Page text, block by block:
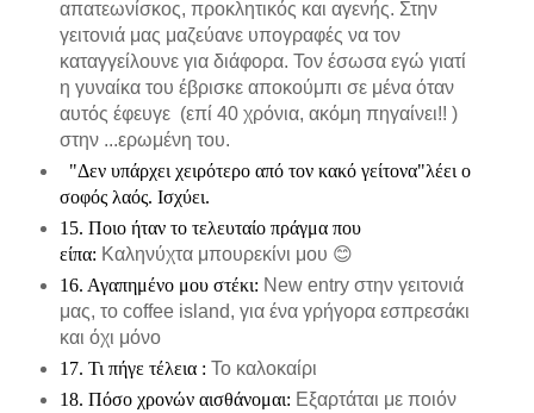
απατεωνίσκος, προκλητικός και αγενής. Στην
γειτονιά μας μαζεύανε υπογραφές να τον
καταγγείλουνε για διάφορα. Τον έσωσα εγώ γιατί
η γυναίκα του έβρισκε αποκούμπι σε μένα όταν
αυτός έφευγε (επί 40 χρόνια, ακόμη πηγαίνει!! )
στην ...ερωμένη του.
"Δεν υπάρχει χειρότερο από τον κακό γείτονα"λέει ο
σοφός λαός. Ισχύει.
15. Ποιο ήταν το τελευταίο πράγμα που
είπα: Καληνύχτα μπουρεκίνι μου 😊
16. Αγαπημένο μου στέκι: Νew entry στην γειτονιά
μας, το coffee island, για ένα γρήγορα εσπρεσάκι
και όχι μόνο
17. Τι πήγε τέλεια : Το καλοκαίρι
18. Πόσο χρονών αισθάνομαι: Εξαρτάται με ποιόν